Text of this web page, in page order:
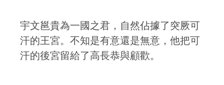
宇文邕貴為一國之君，自然佔據了突厥可
汗的王宮。不知是有意還是無意，他把可
汗的後宮留給了高長恭與顧歡。